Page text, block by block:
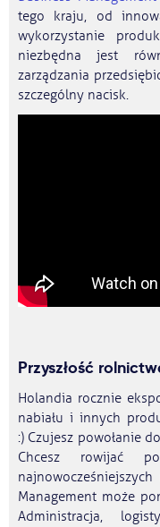
tego kraju, od
wykorzystanie
niezbędna jest
zarządzania
szczególny nacisk.
Przyszłość
Holandia rocznie
nabiału i innych
:) Czujesz powołanie
Chcesz rowijać
Management może
Administracja,